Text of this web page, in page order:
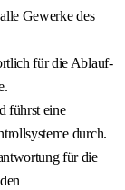
Gewerke des
für die Ablauf-
führst eine
durch.
für die